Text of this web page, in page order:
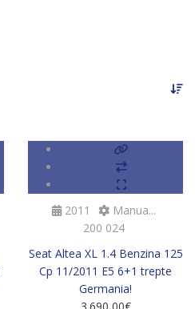
2011
Manua...
200 024
Seat Altea XL 1.4 Benzina 125
Cp 11/2011 E5 6+1 trepte
Germania!